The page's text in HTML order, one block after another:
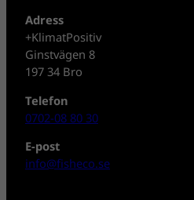
Adress
+KlimatPositiv
Ginstvägen 8
197 34 Bro
Telefon
0702-08 80 30
E-post
info@fisheco.se